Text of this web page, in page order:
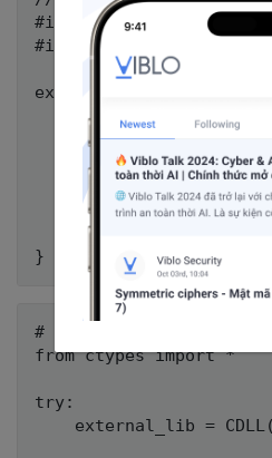
#include <iostream>
#include <vector>
extern "C" {
if (97 <= a &&
return a -
        }
        return 1000000;
# main.py
from ctypes import *
try:
external_lib =